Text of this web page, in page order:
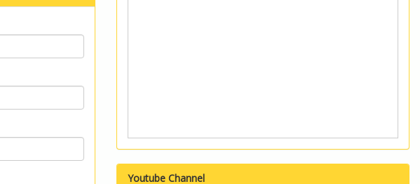
Youtube Channel